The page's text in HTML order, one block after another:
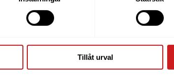
Tillåt urval
information.
of this website or domain pleaseread this